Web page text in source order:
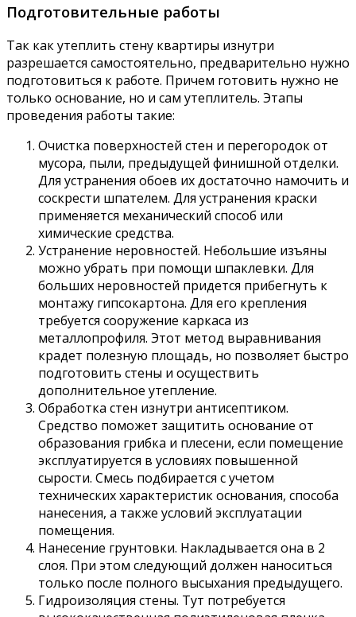
Подготовительные работы
Так как утеплить стену квартиры изнутри
разрешается самостоятельно, предварительно нужно
подготовиться к работе. Причем готовить нужно не
только основание, но и сам утеплитель. Этапы
проведения работы такие:
Очистка поверхностей стен и перегородок от
мусора, пыли, предыдущей финишной отделки.
Для устранения обоев их достаточно намочить и
соскрести шпателем. Для устранения краски
применяется механический способ или
химические средства.
Устранение неровностей. Небольшие изъяны
можно убрать при помощи шпаклевки. Для
больших неровностей придется прибегнуть к
монтажу гипсокартона. Для его крепления
требуется сооружение каркаса из
металлопрофиля. Этот метод выравнивания
крадет полезную площадь, но позволяет быстро
подготовить стены и осуществить
дополнительное утепление.
Обработка стен изнутри антисептиком.
Средство поможет защитить основание от
образования грибка и плесени, если помещение
эксплуатируется в условиях повышенной
сырости. Смесь подбирается с учетом
технических характеристик основания, способа
нанесения, а также условий эксплуатации
помещения.
Нанесение грунтовки. Накладывается она в 2
слоя. При этом следующий должен наноситься
только после полного высыхания предыдущего.
Гидроизоляция стены. Тут потребуется